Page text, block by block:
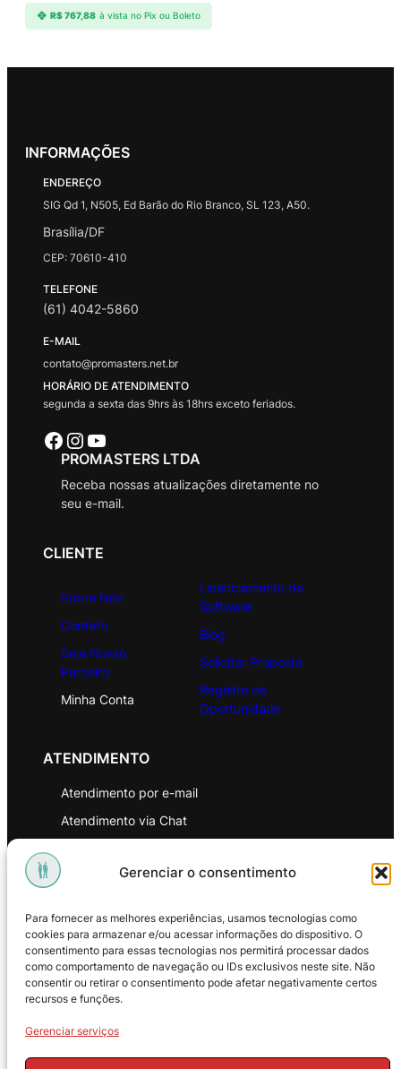
Gerenciar o consentimento
Para fornecer as melhores experiências, usamos tecnologias como
cookies para armazenar e/ou acessar informações do dispositivo. O
consentimento para essas tecnologias nos permitirá processar dados
como comportamento de navegação ou IDs exclusivos neste site. Não
consentir ou retirar o consentimento pode afetar negativamente certos
recursos e funções.
Gerenciar serviços
R$767,88 à vista no Pix ou Boleto
INFORMAÇÕES
ENDEREÇO
SIG Qd 1, N505, Ed Barão do Rio Branco, SL 123, A50.
Brasília/DF
CEP: 70610-410
TELEFONE
(61) 4042-5860
E-MAIL
contato@promasters.net.br
HORÁRIO DE ATENDIMENTO
segunda a sexta das 9hrs às 18hrs exceto feriados.
Facebook Instagram Youtube
PROMASTERS LTDA
Receba nossas atualizações diretamente no
seu e-mail.
CLIENTE
Sobre Nós
Contato
Seja Nosso
Parceiro
Minha Conta
Licenciamento de
Software
Blog
Solicitar Proposta
Registro de
Oportunidade
ATENDIMENTO
Atendimento por e-mail
Atendimento via Chat
Política de Privacidade
Política de Troca e Devoluções
Política de Reembolso